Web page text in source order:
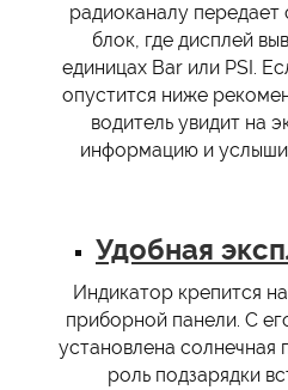
радиоканалу передает
блок, где дисплей
единицах Bar или PSI.
опустится ниже
водитель увидит на
информацию и
Удобная
Индикатор крепится
приборной панели. С
установлена солнечная
роль подзарядки